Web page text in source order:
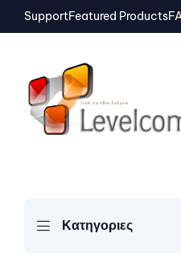
SupportFeatured Products
Κατηγοριες